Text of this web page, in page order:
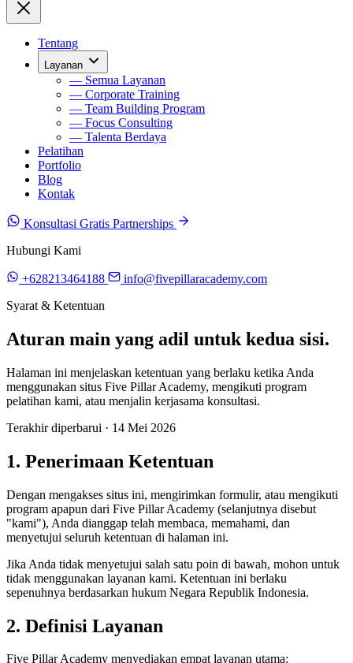
Tentang
Layanan
— Semua Layanan
— Corporate Training
— Team Building Program
— Focus Consulting
— Talenta Berdaya
Pelatihan
Portfolio
Blog
Kontak
Konsultasi Gratis Partnerships
Hubungi Kami
+628213464188
info@fivepillaracademy.com
Syarat & Ketentuan
Aturan main yang adil untuk kedua sisi.
Halaman ini menjelaskan ketentuan yang berlaku ketika Anda
menggunakan situs Five Pillar Academy, mengikuti program
pelatihan kami, atau menjalin kerjasama konsultasi.
Terakhir diperbarui · 14 Mei 2026
1. Penerimaan Ketentuan
Dengan mengakses situs ini, mengirimkan formulir, atau mengikuti
program apapun dari Five Pillar Academy (selanjutnya disebut
"kami"), Anda dianggap telah membaca, memahami, dan
menyetujui seluruh ketentuan di halaman ini.
Jika Anda tidak menyetujui salah satu poin di bawah, mohon untuk
tidak menggunakan layanan kami. Ketentuan ini berlaku
sepenuhnya berdasarkan hukum Negara Republik Indonesia.
2. Definisi Layanan
Five Pillar Academy menyediakan empat layanan utama: